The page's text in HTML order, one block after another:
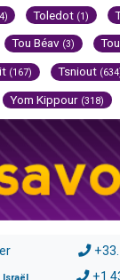
Toledot (1)
Tou Béav (3)
(167) Tsniout
Yom Kippour (318)
Israël